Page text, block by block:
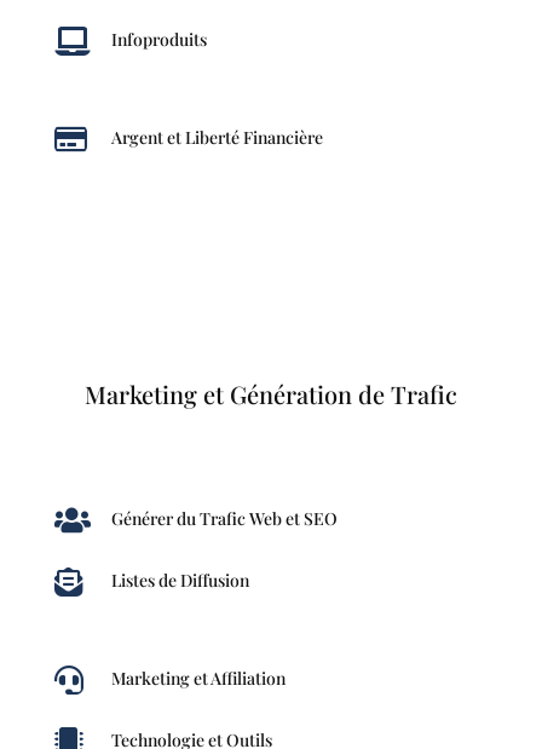
 Infoproduits
 Argent et Liberté Financière
Marketing et Génération de Trafic
 Générer du Trafic Web et SEO
 Listes de Diffusion
 Marketing et Affiliation
 Technologie et Outils